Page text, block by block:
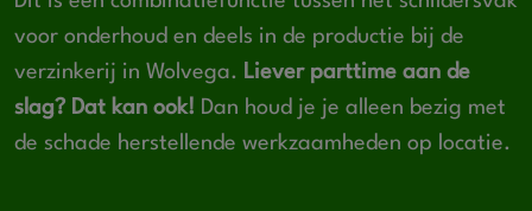
voor onderhoud en deels in de productie bij de
verzinkerij in Wolvega. Liever parttime aan de
slag? Dat kan ook! Dan houd je je alleen bezig met
de schade herstellende werkzaamheden op locatie.